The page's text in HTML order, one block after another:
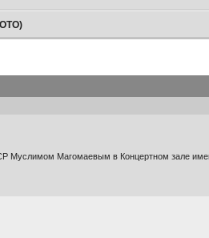
Муслимом Магомаевым в Концертном зале